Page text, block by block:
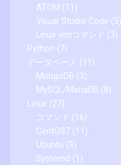
ATOM (11)
Visual Studio Code (5)
Linux vimコマンド (3)
Python (7)
データベース (11)
MongoDB (3)
MySQL/MariaDB (8)
Linux (27)
コマンド (16)
CentOS7(11)
Ubuntu (3)
Systemd (1)